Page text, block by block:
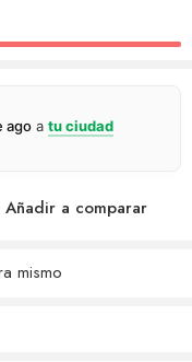
ago a tu ciudad
Añadir a comparar
mismo